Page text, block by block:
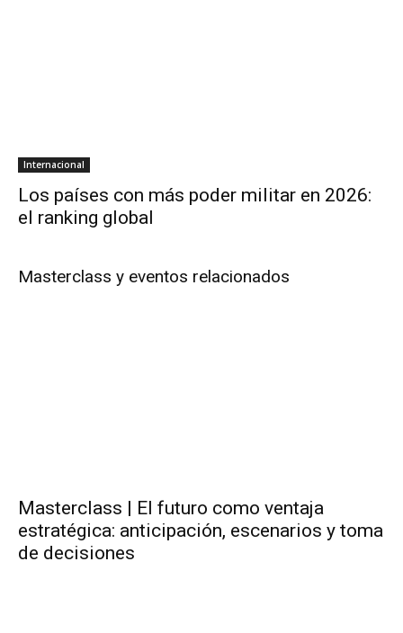
Internacional
Los países con más poder militar en 2026:
el ranking global
Masterclass y eventos relacionados
Masterclass | El futuro como ventaja
estratégica: anticipación, escenarios y toma
de decisiones